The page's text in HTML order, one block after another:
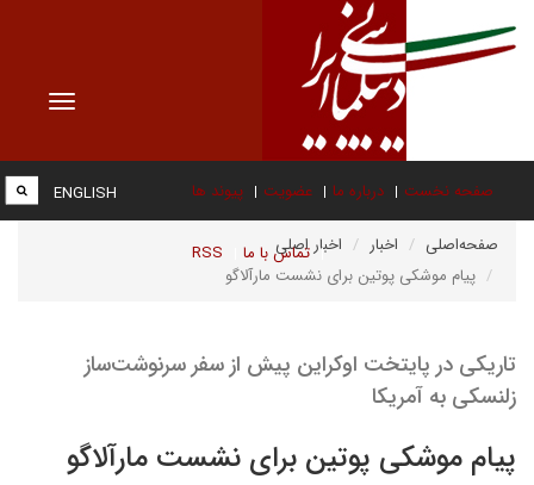
Toggle
صفحه نخست درباره ما عضویت پیوند ها
تماس با ما RSS
ENGLISH
صفحه‌اصلی اخبار
اخبار اصلی
پیام موشکی پوتین برای نشست مارآلاگو
تاریکی در پایتخت اوکراین پیش از سفر سرنوشت‌ساز
زلنسکی به آمریکا
پیام موشکی پوتین برای نشست مارآلاگو